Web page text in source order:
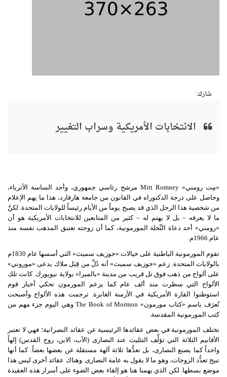
شارك:
الانتخابات الأمريكية وسراب التغيير
«مِت رومني»
Mitt Romney مرشح رئاسي جمهوري، وأحد الساسة الأثرياء،
وحاصل على درجة الدكتوراه في القانون من جامعة هارفارد، هذا ما يهم الإعلام
من شخصية هذا الرجل الذي قد يصبح يوماً من الأيام رئيساً للولايات المتحدة لكنَّ
ما لا يعرفه – بل لا يهتم له –كثير من المتابعين للانتخابات الأمريكية هو أن
«رومني» أحد دعاة النِّحلة المورمونية، كما أن زوجته تعتنق المذهب نفسه منذ
عام
م
تقوم المورمونية الباطنية على خيالات «جوزيف سميث» التي أسسها عام
م
بالولايات المتحدة زعم «جوزيف سميث» أنه دُلَّ من قِبَل ملاك يدعى «موروني»
على ألواح من ذهب فوق تل قريب من مدينة «بالميرا» بولاية نيويورك .كانت تلك
الألواح التي سطرت منذ ألف عام كما يزعم المورمون تحكي أخبار قوم
استوطنوا القارة الأمريكية في الأزمنة الغابرة .ترجمت هذه الألواح وأصبحت
تُعرَف باسم «كتاب مورمون»
The Book of Mormon وهي اليوم جزء مهم من
كتب المورمونية المقدسة
تختلف المورمونية في بعض عقائدها الرئيسية عن عقائد النصرانية؛ فهي لا تعتبر
الأقانيم الثلاثة التي تؤلِّف التثليث عند النصارى (الآب، الابن، روح القدس) إلهاً
واحداً كما يصنع النصارى، بل تعدُّها ثلاثة آلهة مستقلة عن بعضها بعضاً.كما أنها
تبيح تعدُّد الزوجات، وهو ما لا يقول به عامة النصارى.وهناك عقائد أخرى ليس هذا
موضع بسطها. لكن الذي يهمنا هنا هو إلقاء بعض الضوء على أسرار هذه العقيدة